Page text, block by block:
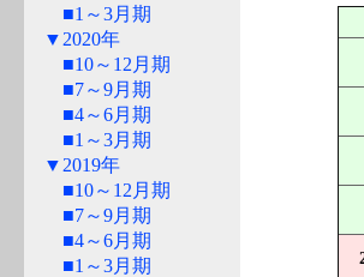
■1～3月期
▼2020年
■10～12月期
■7～9月期
■4～6月期
■1～3月期
▼2019年
■10～12月期
■7～9月期
■4～6月期
■1～3月期